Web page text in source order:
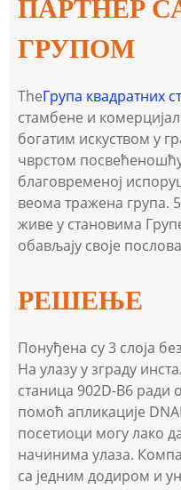
ПАРТНЕР СА
ГРУПОМ
TheГрупа квадратних
стамбене и
богатим искуством у
чврстом
благовременој
веома тражена група.
живе у становима
обављају своје
РЕШЕЊЕ
Понуђена су 3 слоја
На улазу у зграду
станица 902D-B6 ради
помоћ апликације
посетиоци могу лако
начинима улаза.
са једним додиром и